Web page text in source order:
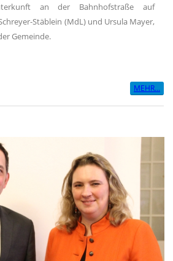
an der Bahnhofstraße auf
Stäblein (MdL) und Ursula Mayer,
Gemeinde.
MEHR...